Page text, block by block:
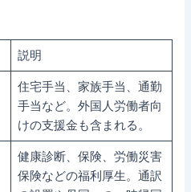
説明
住宅手当、家族手当、通勤
手当など。外国人労働者向
けの支援金も含まれる。
健康診断、保険、労働災害
保険などの福利厚生。通訳